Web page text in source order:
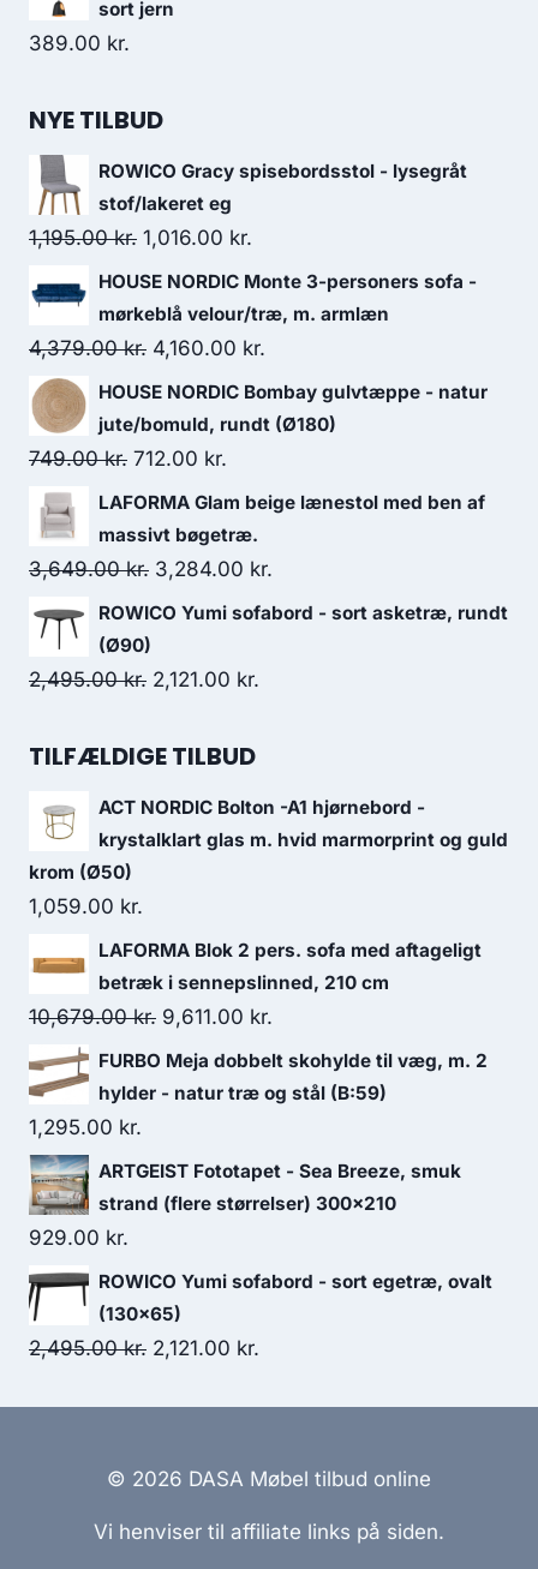
sort jern
389.00 kr.
NYE TILBUD
ROWICO Gracy spisebordsstol - lysegråt
stof/lakeret eg
1,195.00kr. 1,016.00 kr.
HOUSE NORDIC Monte 3-personers sofa -
mørkeblå velour/træ, m. armlæn
4,379.00kr. 4,160.00 kr.
HOUSE NORDIC Bombay gulvtæppe - natur
jute/bomuld, rundt (Ø180)
749.00kr. 712.00 kr.
LAFORMA Glam beige lænestol med ben af
massivt bøgetræ.
3,649.00kr. 3,284.00 kr.
ROWICO Yumi sofabord - sort asketræ, rundt
(Ø90)
2,495.00kr. 2,121.00 kr.
TILFÆLDIGE TILBUD
ACT NORDIC Bolton -A1 hjørnebord -
krystalklart glas m. hvid marmorprint og guld
krom (Ø50)
1,059.00 kr.
LAFORMA Blok 2 pers. sofa med aftageligt
betræk i sennepslinned, 210 cm
10,679.00kr. 9,611.00 kr.
FURBO Meja dobbelt skohylde til væg, m. 2
hylder - natur træ og stål (B:59)
1,295.00 kr.
ARTGEIST Fototapet - Sea Breeze, smuk
strand (flere størrelser) 300x210
929.00 kr.
ROWICO Yumi sofabord - sort egetræ, ovalt
(130x65)
2,495.00kr. 2,121.00 kr.
© 2026 DASA Møbel tilbud online
Vi henviser til affiliate links på siden.